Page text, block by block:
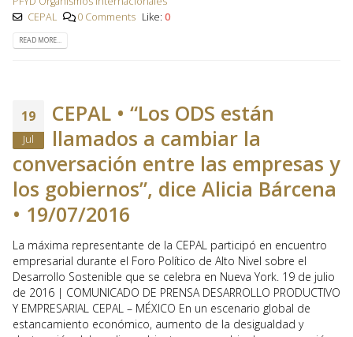
CEPAL
0 Comments Like:0
READ MORE...
19
Jul
CEPAL • “Los ODS están
llamados a cambiar la
conversación entre las empresas y
los gobiernos”, dice Alicia Bárcena
• 19/07/2016
La máxima representante de la CEPAL participó en encuentro
empresarial durante el Foro Político de Alto Nivel sobre el
Desarrollo Sostenible que se celebra en Nueva York. 19 de julio
de 2016 | COMUNICADO DE PRENSA DESARROLLO PRODUCTIVO
Y EMPRESARIAL CEPAL – MÉXICO En un escenario global de
estancamiento económico, aumento de la desigualdad y